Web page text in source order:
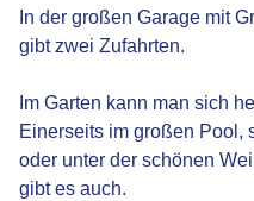
In der großen Garage mit
gibt zwei Zufahrten.
Im Garten kann man sich
Einerseits im großen Pool,
oder unter der schönen
gibt es auch.